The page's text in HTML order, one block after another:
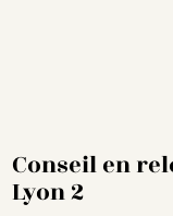
Conseil en
Lyon 2